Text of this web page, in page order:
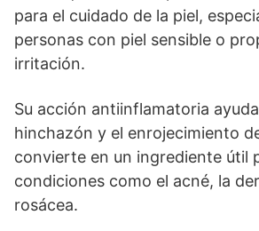
para el cuidado de la piel,
personas con piel sensible o
irritación.
Su acción antiinflamatoria
hinchazón y el enrojecimiento
convierte en un ingrediente útil
condiciones como el acné, la
rosácea.